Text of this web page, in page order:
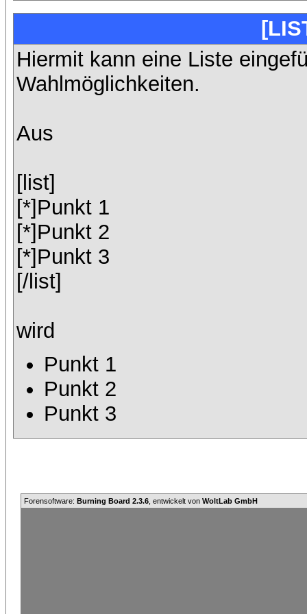
Hiermit kann eine Liste
Wahlmöglichkeiten.
Aus
[list]
[*]Punkt 1
[*]Punkt 2
[*]Punkt 3
[/list]
wird
Punkt 1
Punkt 2
Punkt 3
Forensoftware: Burning Board 2.3.6 , entwickelt von WoltLab GmbH